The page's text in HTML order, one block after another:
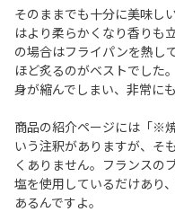
そのままでも十分に美味し
はより柔らかくなり香りも
の場合はフライパンを熱し
ほど炙るのがベストでした
身が縮んでしまい、非常に
商品の紹介ページには「※
いう注釈がありますが、そ
くありません。フランスの
塩を使用しているだけあり
あるんですよ。